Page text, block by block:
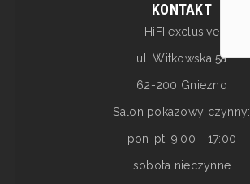
KONTAKT
HiFI exclusive
ul. Witkowska 5a
62-200 Gniezno
Salon pokazowy czynny:
pon-pt: 9:00 - 17:00
sobota nieczynne